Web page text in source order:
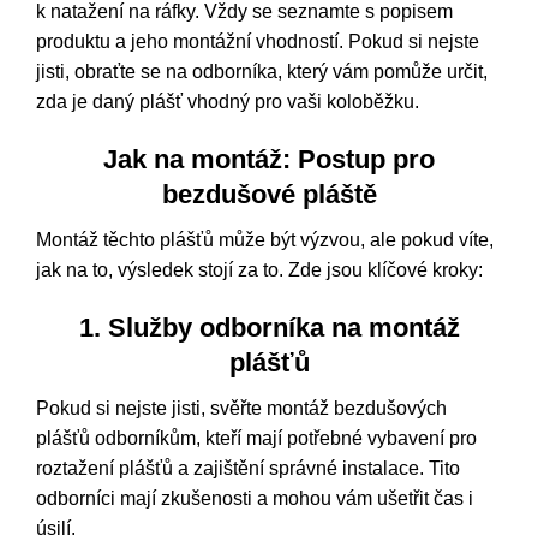
k natažení na ráfky. Vždy se seznamte s popisem
produktu a jeho montážní vhodností. Pokud si nejste
jisti, obraťte se na odborníka, který vám pomůže určit,
zda je daný plášť vhodný pro vaši koloběžku.
Jak na montáž: Postup pro
bezdušové pláště
Montáž těchto plášťů může být výzvou, ale pokud víte,
jak na to, výsledek stojí za to. Zde jsou klíčové kroky:
1. Služby odborníka na montáž
plášťů
Pokud si nejste jisti, svěřte montáž bezdušových
plášťů odborníkům, kteří mají potřebné vybavení pro
roztažení plášťů a zajištění správné instalace. Tito
odborníci mají zkušenosti a mohou vám ušetřit čas i
úsilí.